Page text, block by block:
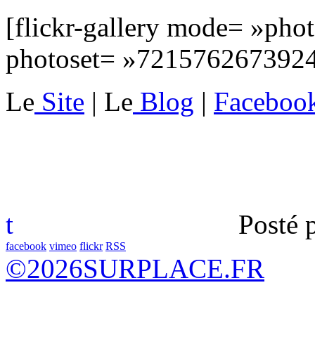
[flickr-gallery mode=
photoset=
Le Site | Le Blog |
t Posté
facebook vimeo flickr RSS
©2026SURPLACE.FR